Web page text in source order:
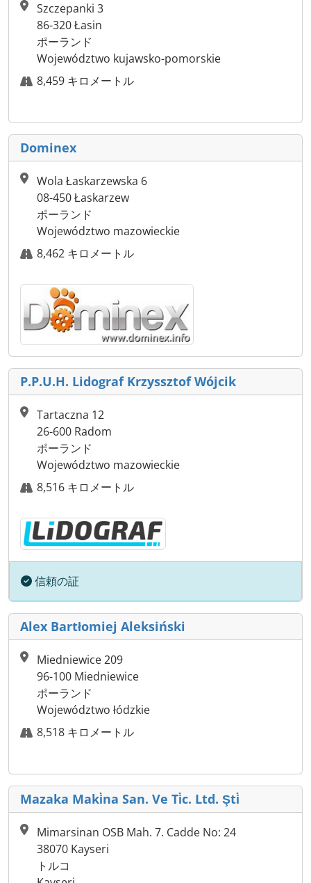
Szczepanki 3
86-320 Łasin
ポーランド
Województwo kujawsko-pomorskie
8,459 キロメートル
Dominex
Wola Łaskarzewska 6
08-450 Łaskarzew
ポーランド
Województwo mazowieckie
8,462 キロメートル
P.P.U.H. Lidograf Krzyssztof Wójcik
Tartaczna 12
26-600 Radom
ポーランド
Województwo mazowieckie
8,516 キロメートル
信頼の証
Alex Bartłomiej Aleksiński
Miedniewice 209
96-100 Miedniewice
ポーランド
Województwo łódzkie
8,518 キロメートル
Mazaka Maki̇na San. Ve Ti̇c. Ltd. Şti̇
Mimarsinan OSB Mah. 7. Cadde No: 24
38070 Kayseri
トルコ